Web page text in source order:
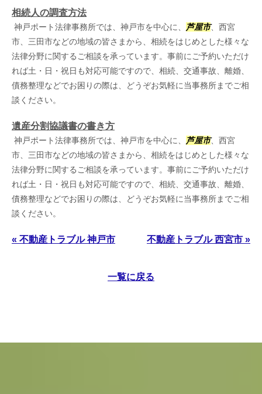
相続人の調査方法
神戸ポート法律事務所では、神戸市を中心に、 芦屋市、西宮
市、三田市などの地域の皆さまから、相続をはじめとした様々な
法律分野に関するご相談を承っています。事前にご予約いただけ
れば土・日・祝日も対応可能ですので、相続、交通事故、離婚、
債務整理などでお困りの際は、どうぞお気軽に当事務所までご相
談ください。
遺産分割協議書の書き方
神戸ポート法律事務所では、神戸市を中心に、 芦屋市、西宮
市、三田市などの地域の皆さまから、相続をはじめとした様々な
法律分野に関するご相談を承っています。事前にご予約いただけ
れば土・日・祝日も対応可能ですので、相続、交通事故、離婚、
債務整理などでお困りの際は、どうぞお気軽に当事務所までご相
談ください。
« 不動産トラブル 神戸市 不動産トラブル 西宮市 »
一覧に戻る